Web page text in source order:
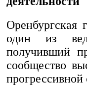
Оренбургская
один из
получивший
сообщество